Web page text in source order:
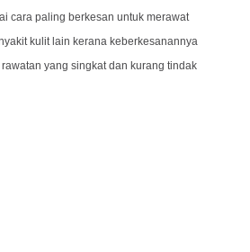
cara paling berkesan untuk merawat
kulit lain kerana keberkesanannya
yang singkat dan kurang tindak